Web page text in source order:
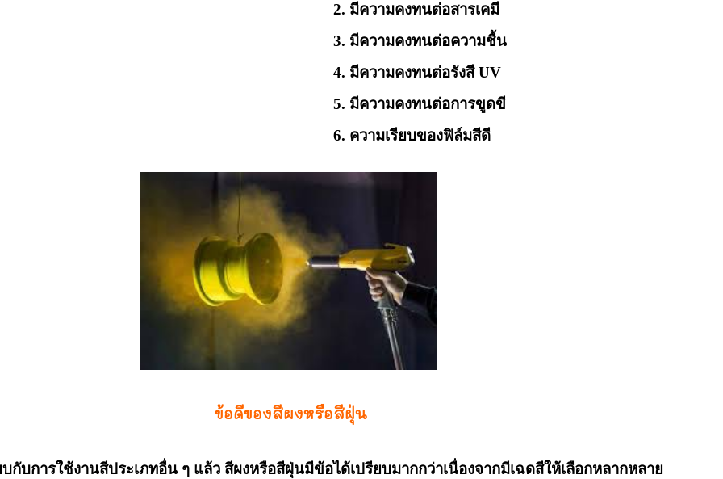
วามคงทนต่อสารเคมี
วามคงทนต่อความชื้น
วามคงทนต่อรังสี UV
วามคงทนต่อการขูดขี
ามเรียบของฟิล์มสีดี
ข้อดีของสีผงหรือสีฝุ่น
บกับการใช้งานสีประเภทอื่น ๆ แล้ว สีผงหรือสีฝุ่นมีข้อได้เปรียบมากกว่าเนื่องจากมีเฉดสีให้เลือกหลากหลาย